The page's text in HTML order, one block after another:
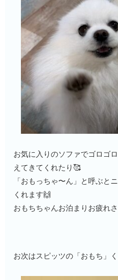
お気に入りのソファでゴロゴ
えてきてくれたり🥰
「おもっちゃ〜ん」と呼ぶと
くれます🙌
おもちちゃんお泊まりお疲れ
お次はスピッツの「おもち」